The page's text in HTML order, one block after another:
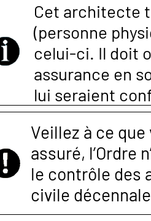
Cet architecte
(personne
celui-ci. Il doit
assurance en
lui seraient
Veillez à ce
assuré, l’Ordre
le contrôle des
civile